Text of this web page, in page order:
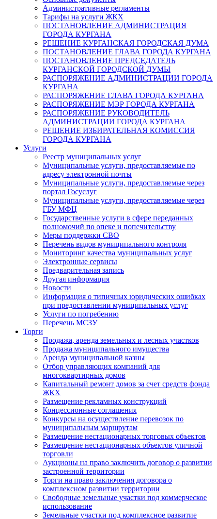
Административные регламенты
Тарифы на услуги ЖКХ
ПОСТАНОВЛЕНИЕ АДМИНИСТРАЦИЯ
ГОРОДА КУРГАНА
РЕШЕНИЕ КУРГАНСКАЯ ГОРОДСКАЯ ДУМА
ПОСТАНОВЛЕНИЕ ГЛАВА ГОРОДА КУРГАНА
ПОСТАНОВЛЕНИЕ ПРЕДСЕДАТЕЛЬ
КУРГАНСКОЙ ГОРОДСКОЙ ДУМЫ
РАСПОРЯЖЕНИЕ АДМИНИСТРАЦИИ ГОРОДА
КУРГАНА
РАСПОРЯЖЕНИЕ ГЛАВА ГОРОДА КУРГАНА
РАСПОРЯЖЕНИЕ МЭР ГОРОДА КУРГАНА
РАСПОРЯЖЕНИЕ РУКОВОДИТЕЛЬ
АДМИНИСТРАЦИИ ГОРОДА КУРГАНА
РЕШЕНИЕ ИЗБИРАТЕЛЬНАЯ КОМИССИЯ
ГОРОДА КУРГАНА
Услуги
Реестр муниципальных услуг
Муниципальные услуги, предоставляемые по
адресу электронной почты
Муниципальные услуги, предоставляемые через
портал Госуслуг
Муниципальные услуги, предоставляемые через
ГБУ МФЦ
Государственные услуги в сфере переданных
полномочий по опеке и попечительству
Меры поддержки СВО
Перечень видов муниципального контроля
Мониторинг качества муниципальных услуг
Электронные сервисы
Предварительная запись
Другая информация
Новости
Информация о типичных юридических ошибках
при предоставлении муниципальных услуг
Услуги по погребению
Перечень МСЗУ
Торги
Продажа, аренда земельных и лесных участков
Продажа муниципального имущества
Аренда муниципальной казны
Отбор управляющих компаний для
многоквартирных домов
Капитальный ремонт домов за счет средств фонда
ЖКХ
Размещение рекламных конструкций
Концессионные соглашения
Конкурсы на осуществление перевозок по
муниципальным маршрутам
Размещение нестационарных торговых объектов
Размещение нестационарных объектов уличной
торговли
Аукционы на право заключить договор о развитии
застроенной территории
Торги на право заключения договора о
комплексном развитии территории
Свободные земельные участки под коммерческое
использование
Земельные участки под комплексное развитие